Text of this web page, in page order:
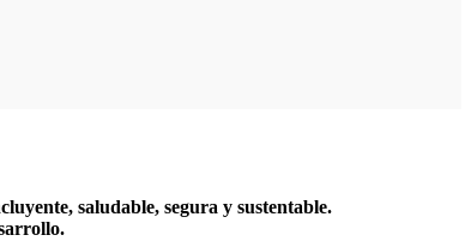
saludable, segura y sustentable.